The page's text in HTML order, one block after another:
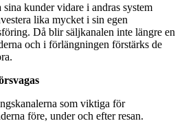
kunder vidare i andras system
lika mycket i sin egen
Då blir säljkanalen inte längre en
och i förlängningen förstärks de
som viktiga för
före, under och efter resan.